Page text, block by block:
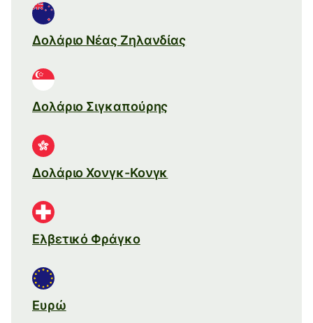
Δολάριο Νέας Ζηλανδίας
Δολάριο Σιγκαπούρης
Δολάριο Χονγκ-Κονγκ
Ελβετικό Φράγκο
Ευρώ